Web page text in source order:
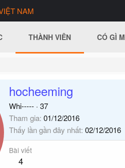
NAM
THÀNH VIÊN CÓ GÌ
hocheeming
Whi----- · 37
Tham gia 01/12/2016
Thấy lần gần đây nhất 02/12/2016
Bài viết
4